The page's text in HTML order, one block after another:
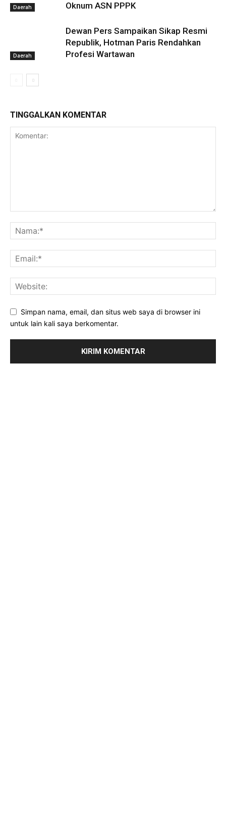
Daerah
Oknum ASN PPPK
Daerah
Dewan Pers Sampaikan Sikap Resmi
Republik, Hotman Paris Rendahkan
Profesi Wartawan
TINGGALKAN KOMENTAR
Simpan nama, email, dan situs web saya di browser ini
untuk lain kali saya berkomentar.